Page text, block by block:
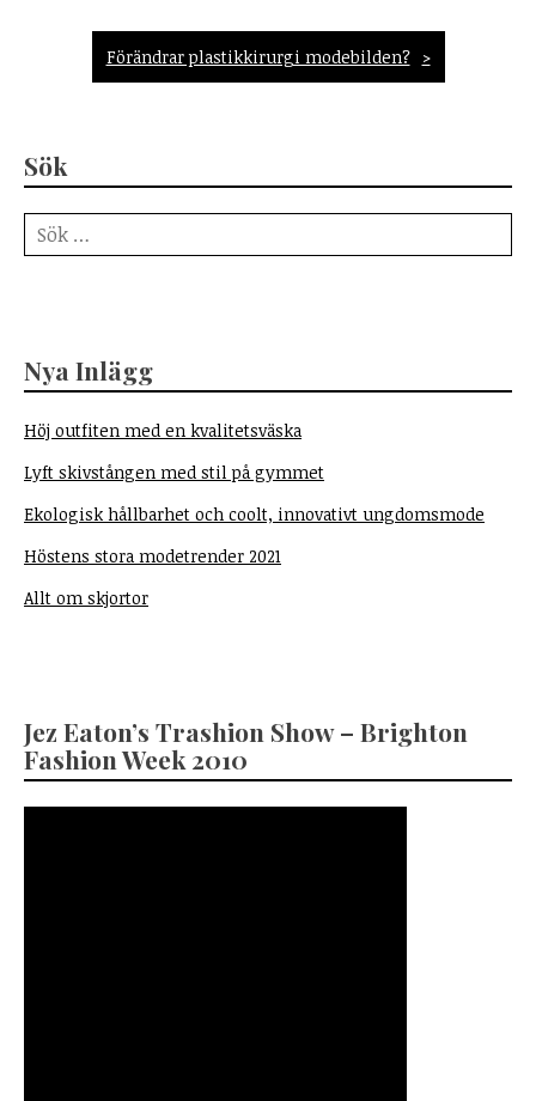
Förändrar plastikkirurgi modebilden?
Sök
Sök
efter:
Nya Inlägg
Höj outfiten med en kvalitetsväska
Lyft skivstången med stil på gymmet
Ekologisk hållbarhet och coolt, innovativt ungdomsmode
Höstens stora modetrender 2021
Allt om skjortor
Jez Eaton’s Trashion Show – Brighton
Fashion Week 2010